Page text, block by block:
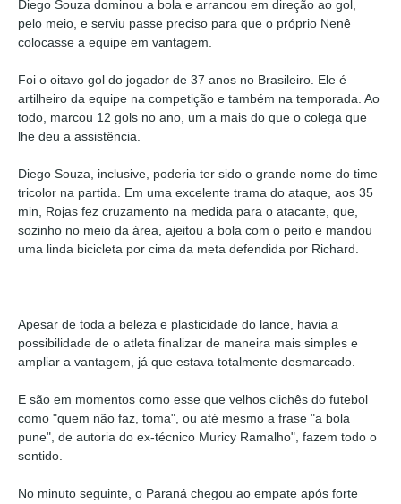
Diego Souza dominou a bola e arrancou em direção ao gol,
pelo meio, e serviu passe preciso para que o próprio Nenê
colocasse a equipe em vantagem.
Foi o oitavo gol do jogador de 37 anos no Brasileiro. Ele é
artilheiro da equipe na competição e também na temporada. Ao
todo, marcou 12 gols no ano, um a mais do que o colega que
lhe deu a assistência.
Diego Souza, inclusive, poderia ter sido o grande nome do time
tricolor na partida. Em uma excelente trama do ataque, aos 35
min, Rojas fez cruzamento na medida para o atacante, que,
sozinho no meio da área, ajeitou a bola com o peito e mandou
uma linda bicicleta por cima da meta defendida por Richard.
Apesar de toda a beleza e plasticidade do lance, havia a
possibilidade de o atleta finalizar de maneira mais simples e
ampliar a vantagem, já que estava totalmente desmarcado.
E são em momentos como esse que velhos clichês do futebol
como "quem não faz, toma", ou até mesmo a frase "a bola
pune", de autoria do ex-técnico Muricy Ramalho", fazem todo o
sentido.
No minuto seguinte, o Paraná chegou ao empate após forte